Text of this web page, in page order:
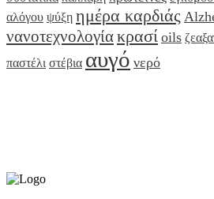
αλόγου ψύξη ημέρα καρδιάς
νανοτεχνολογίακρασί oils
παστέλι στέβια αυγό νερό